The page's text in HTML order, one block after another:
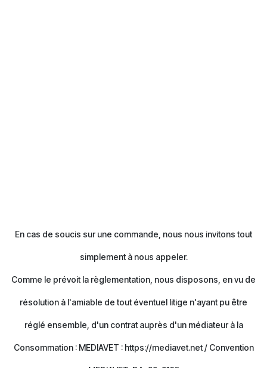
En cas de soucis sur une commande, nous nous invitons tout
simplement à nous appeler.
Comme le prévoit la règlementation, nous disposons, en vu de
résolution à l'amiable de tout éventuel litige n'ayant pu être
réglé ensemble, d'un contrat auprès d'un médiateur à la
Consommation : MEDIAVET : https://mediavet.net / Convention